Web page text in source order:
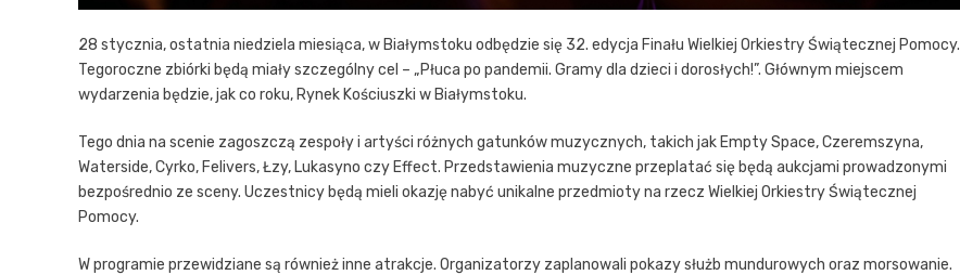
28 stycznia, ostatnia niedziela miesiąca, w Białymstoku odbędzie się 32. edycja Finału Wielkiej Orkiestry Świątecznej Pomocy.
Tegoroczne zbiórki będą miały szczególny cel – „Płuca po pandemii. Gramy dla dzieci i dorosłych!”. Głównym miejscem
wydarzenia będzie, jak co roku, Rynek Kościuszki w Białymstoku.
Tego dnia na scenie zagoszczą zespoły i artyści różnych gatunków muzycznych, takich jak Empty Space, Czeremszyna,
Waterside, Cyrko, Felivers, Łzy, Lukasyno czy Effect. Przedstawienia muzyczne przeplatać się będą aukcjami prowadzonymi
bezpośrednio ze sceny. Uczestnicy będą mieli okazję nabyć unikalne przedmioty na rzecz Wielkiej Orkiestry Świątecznej
Pomocy.
W programie przewidziane są również inne atrakcje. Organizatorzy zaplanowali pokazy służb mundurowych oraz morsowanie.